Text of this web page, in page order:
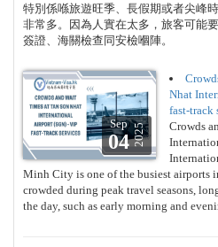
特別係喺旅遊旺季、長假期或者尖峰
非常多。因為人實在太多，旅客可能
簽證、海關檢查同安檢嗰陣。
Sep
042025
Nhat
fast-track
Crowds
Minh City is one of the busiest airports
crowded during peak travel seasons,
the day, such as early morning and